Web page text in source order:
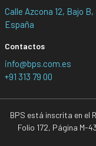
Calle Azcona 12, Bajo
España
Contactos
info@bps.com.es
+91 313 79 00
BPS está inscrita en el
Folio 172, Página M-